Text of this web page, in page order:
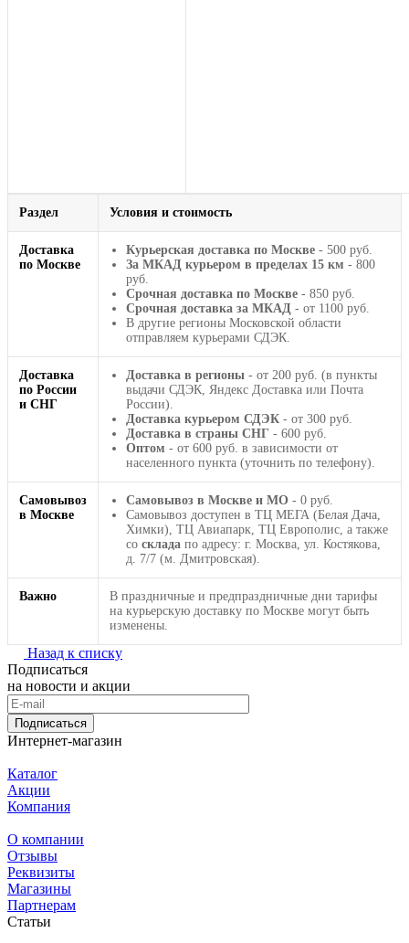
Раздел Условия и стоимость
Доставка
по Москве
Курьерская доставка по Москве - 500 руб.
За МКАД курьером в пределах 15 км - 800
руб.
Срочная доставка по Москве - 850 руб.
Срочная доставка за МКАД - от 1100 руб.
В другие регионы Московской области
отправляем курьерами СДЭК.
Доставка
по России
и СНГ
Доставка в регионы - от 200 руб. (в пункты
выдачи СДЭК, Яндекс Доставка или Почта
России).
Доставка курьером СДЭК - от 300 руб.
Доставка в страны СНГ - 600 руб.
Оптом - от 600 руб. в зависимости от
населенного пункта (уточнить по телефону).
Самовывоз
в Москве
Самовывоз в Москве и МО - 0 руб.
Самовывоз доступен в ТЦ МЕГА (Белая Дача,
Химки), ТЦ Авиапарк, ТЦ Европолис, а также
со склада по адресу: г. Москва, ул. Костякова,
д. 7/7 (м. Дмитровская).
Важно
В праздничные и предпраздничные дни тарифы
на курьерскую доставку по Москве могут быть
изменены.
Назад к списку
Подписаться
на новости и акции
Подписаться
Интернет-магазин
Каталог
Акции
Компания
О компании
Отзывы
Реквизиты
Магазины
Партнерам
Статьи